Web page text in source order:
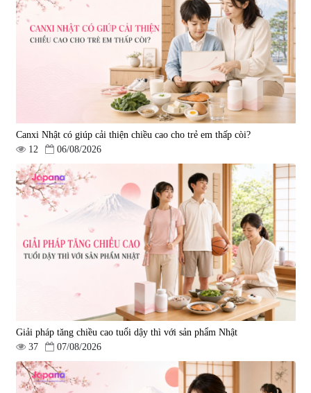
Luxury 200g
1.490.000 đ
& Nattokinase Hokoen 80 viên
|0
980.000 đ
Viên uống bổ gan Ribeto Shoji
Hepaclean 60 viên
543.205
690.000 đ
Viên uống hỗ trợ cải thiện thoát
vị đĩa đệm Kyoto Has 30 viên
14.560
1.600.000 đ
Viên uống hỗ trợ giấc ngủ Fujina
Sleepy Nhật Bản 80 viên
|13.760
điều trị đột quỵ Biken Kinase
Gold 60 viên
|0
Canxi Nhật có giúp cải thiện chiều cao cho trẻ em thấp còi?
12
06/08/2026
Giải pháp tăng chiều cao tuổi dậy thì với sản phẩm Nhật
37
07/08/2026